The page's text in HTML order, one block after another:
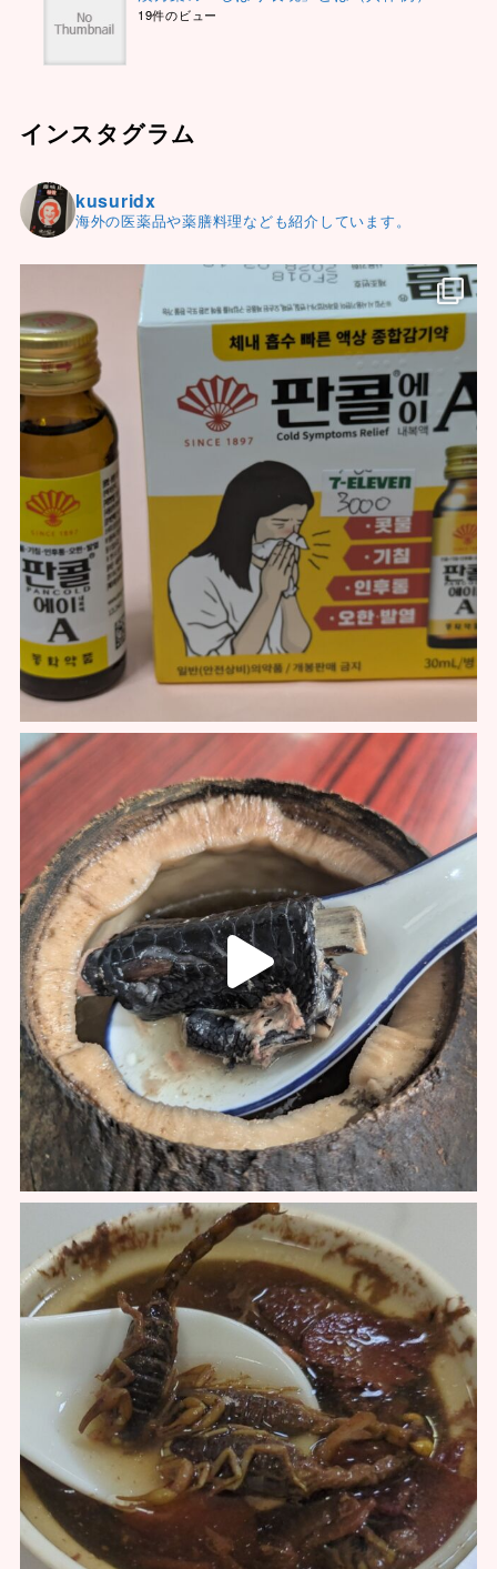
19件のビュー
インスタグラム
kusuridx
海外の医薬品や薬膳料理なども紹介しています。